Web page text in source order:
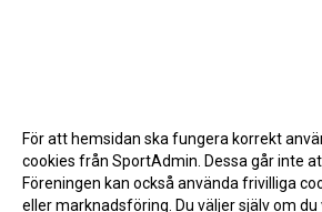
För att hemsidan ska fungera korrekt
cookies från SportAdmin. Dessa går inte
Föreningen kan också använda frivilliga
eller marknadsföring. Du väljer själv om du